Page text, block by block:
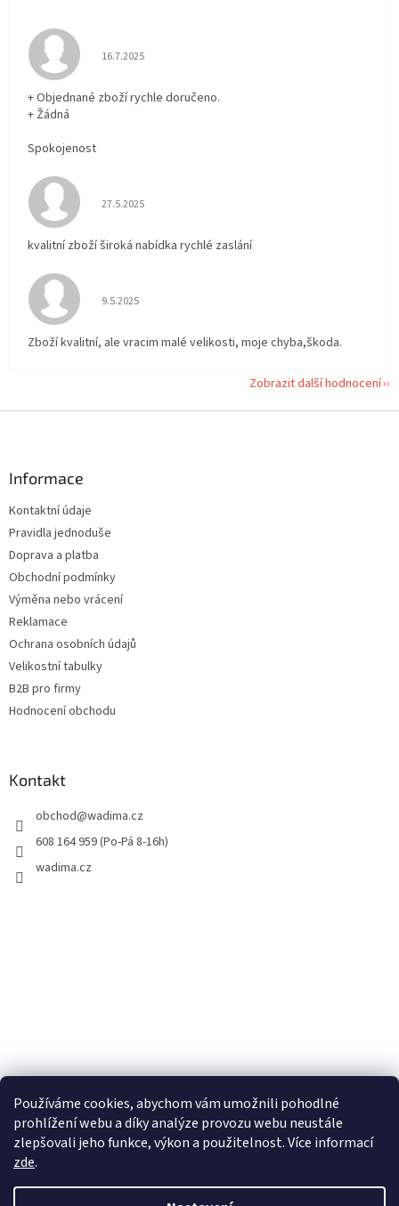
Používáme cookies, abychom vám umožnili pohodlné
prohlížení webu a díky analýze provozu webu neustále
zlepšovali jeho funkce, výkon a použitelnost. Více informací
zde.
Hodnocení obchodu je 5 z 5 hvězdiček.
16.7.2025
+ Objednané zboží rychle doručeno.
+ Žádná
Spokojenost
Hodnocení obchodu je 5 z 5 hvězdiček.
27.5.2025
kvalitní zboží široká nabídka rychlé zaslání
Hodnocení obchodu je 5 z 5 hvězdiček.
9.5.2025
Zboží kvalitní, ale vracim malé velikosti, moje chyba,škoda.
Zobrazit další hodnocení
Informace
Kontaktní údaje
Pravidla jednoduše
Doprava a platba
Obchodní podmínky
Výměna nebo vrácení
Reklamace
Ochrana osobních údajů
Velikostní tabulky
B2B pro firmy
Hodnocení obchodu
Kontakt
obchod@wadima.cz
608 164 959 (Po-Pá 8-16h)
wadima.cz